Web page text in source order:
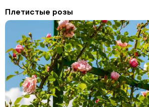
Плетистые розы